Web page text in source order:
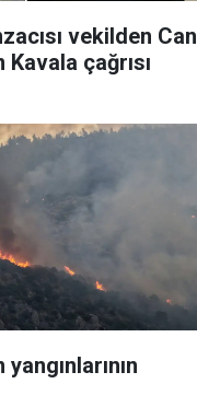
vekilden Can
çağrısı